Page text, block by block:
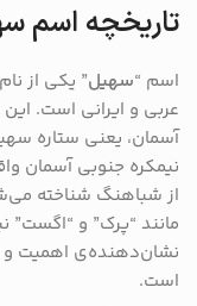
تاریخچه اسم
اسم “سهیل” یکی از
عربی و ایرانی است.
نیمکره جنوبی آسمان
از شباهنگ شناخته
مانند “پرک” و “اگست”
نشان‌دهنده‌ی اهمیت و
است.